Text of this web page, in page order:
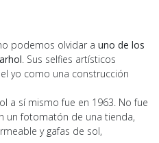
podemos olvidar a uno de los
. Sus selfies artísticos
yo como una construcción
a sí mismo fue en 1963. No fue
un fotomatón de una tienda,
y gafas de sol,